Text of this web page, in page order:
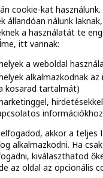
1999-2026
szabályzatEgyütt a
(szolgáltatások)
cookie-kat
állandóan nálunk
a használatát te
itt vannak:
a weboldal
alkalmazkodnak az
kosarad tartalmát)
információkhoz
akkor a teljes
alkalmazkodni. Ha
kiválaszthatod
az oldal az opcionális